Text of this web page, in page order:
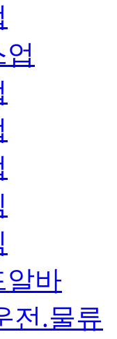
알바
전.물류